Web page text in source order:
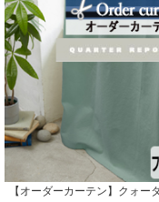
【オーダーカーテン】クォー